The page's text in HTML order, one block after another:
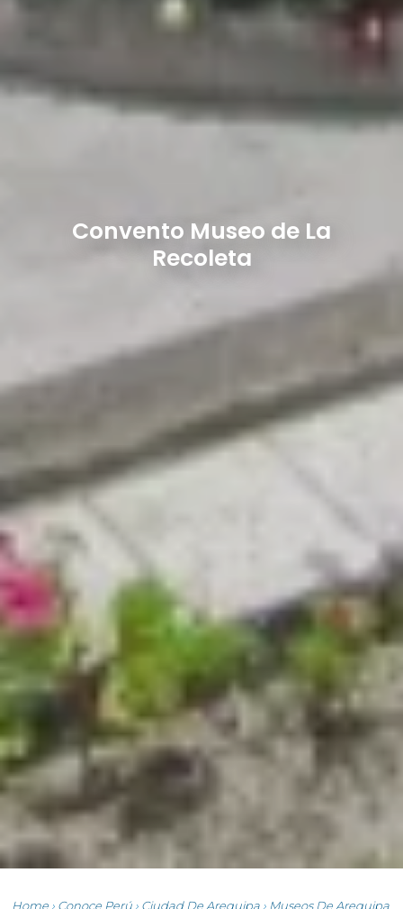
Convento Museo de La
Recoleta
Home › Conoce Perú › Ciudad De Arequipa › Museos De Arequipa